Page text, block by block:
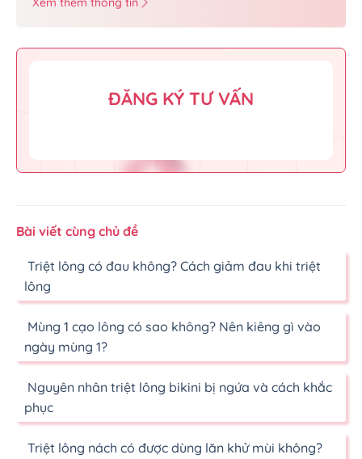
ĐĂNG KÝ TƯ VẤN
Bài viết cùng chủ đề
Triệt lông có đau không? Cách giảm đau khi triệt
lông
Mùng 1 cạo lông có sao không? Nên kiêng gì vào
ngày mùng 1?
Nguyên nhân triệt lông bikini bị ngứa và cách khắc
phục
Triệt lông nách có được dùng lăn khử mùi không?